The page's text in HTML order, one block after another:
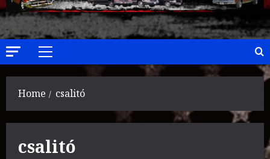
Primary
Home csalitó
csalitó